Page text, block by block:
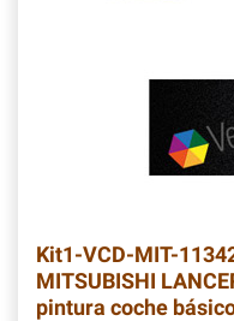
Kit1-VCD-MIT-
MITSUBISHI
pintura coche